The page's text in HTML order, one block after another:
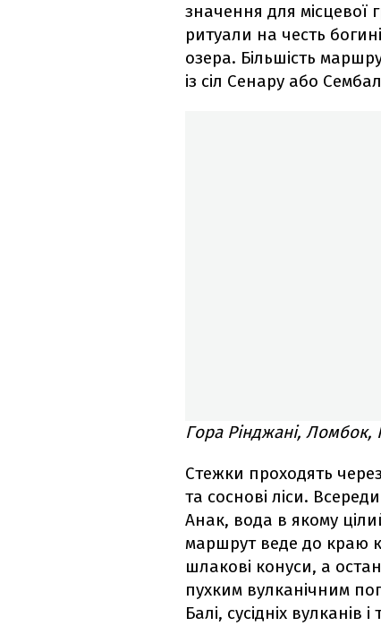
значення для місцевої
ритуали на честь
озера. Більшість
із сіл Сенару або
Гора Рінджані, Ломбок,
Стежки проходять
та соснові ліси.
Анак, вода в якому
маршрут веде до краю
шлакові конуси, а
пухким вулканічним
Балі, сусідніх вулканів